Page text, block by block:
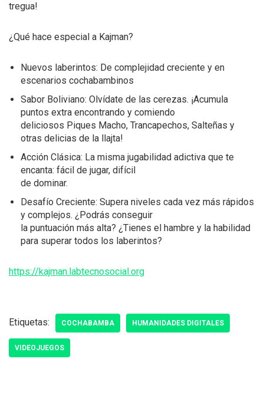
tregua!
¿Qué hace especial a Kajman?
Nuevos laberintos: De complejidad creciente y en
escenarios cochabambinos
Sabor Boliviano: Olvídate de las cerezas. ¡Acumula
puntos extra encontrando y comiendo
deliciosos Piques Macho, Trancapechos, Salteñas y
otras delicias de la llajta!
Acción Clásica: La misma jugabilidad adictiva que te
encanta: fácil de jugar, difícil
de dominar.
Desafío Creciente: Supera niveles cada vez más rápidos
y complejos. ¿Podrás conseguir
la puntuación más alta? ¿Tienes el hambre y la habilidad
para superar todos los laberintos?
https://kajman.labtecnosocial.org
Etiquetas: COCHABAMBA HUMANIDADES DIGITALES
VIDEOJUEGOS